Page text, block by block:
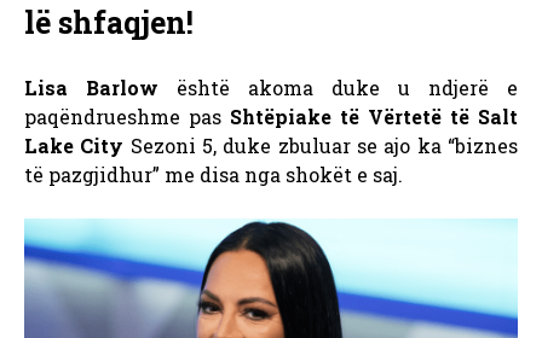
lë shfaqjen!
Lisa Barlow është akoma duke u ndjerë e
paqëndrueshme pas Shtëpiake të Vërtetë të Salt
Lake City Sezoni 5, duke zbuluar se ajo ka “biznes
të pazgjidhur” me disa nga shokët e saj.